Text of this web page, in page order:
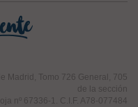
Madrid, Tomo 726 General, 705
de la sección
nº 67336-1. C.I.F. A78-077484